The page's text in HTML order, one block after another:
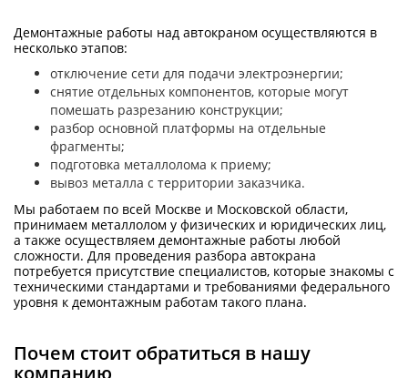
Демонтажные работы над автокраном осуществляются в
несколько этапов:
отключение сети для подачи электроэнергии;
снятие отдельных компонентов, которые могут
помешать разрезанию конструкции;
разбор основной платформы на отдельные
фрагменты;
подготовка металлолома к приему;
вывоз металла с территории заказчика.
Мы работаем по всей Москве и Московской области,
принимаем металлолом у физических и юридических лиц,
а также осуществляем демонтажные работы любой
сложности. Для проведения разбора автокрана
потребуется присутствие специалистов, которые знакомы с
техническими стандартами и требованиями федерального
уровня к демонтажным работам такого плана.
Почем стоит обратиться в нашу
компанию